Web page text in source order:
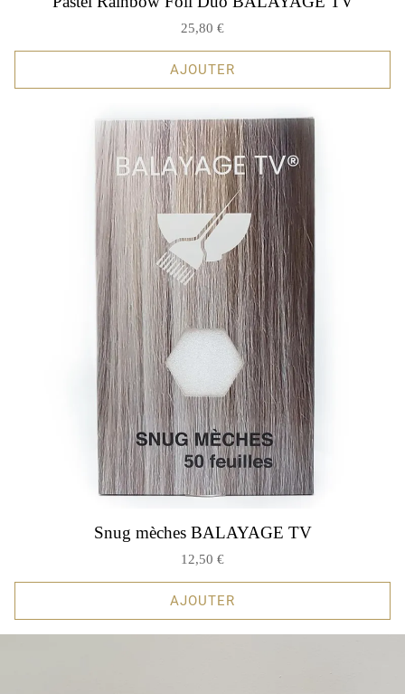
25,80 €
AJOUTER
Snug mèches BALAYAGE TV
12,50 €
AJOUTER